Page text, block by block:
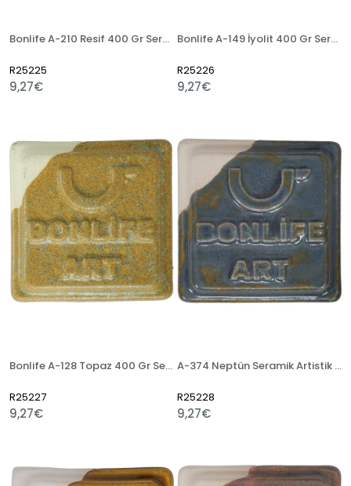
Bonlife A-210 Resif 400 Gr Seramik Artistik Sır
R25225
9,27€
Bonlife A-149 İyolit 400 Gr Seramik Artistik Sır
R25226
9,27€
Bonlife A-128 Topaz 400 Gr Seramik Artistik Sır
R25227
9,27€
A-374 Neptün Seramik Artistik Sır
R25228
9,27€